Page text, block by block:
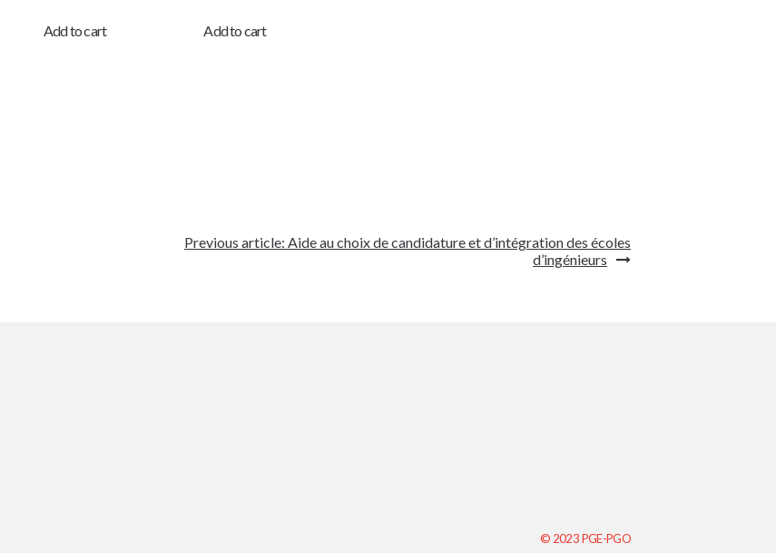
Add to cart Add to cart
Previous article: Aide au choix de candidature et d’intégration des écoles
d’ingénieurs
© 2023 PGE-PGO